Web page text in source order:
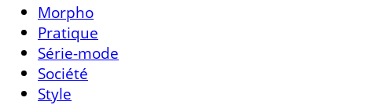
Morpho
Pratique
Série-mode
Société
Style